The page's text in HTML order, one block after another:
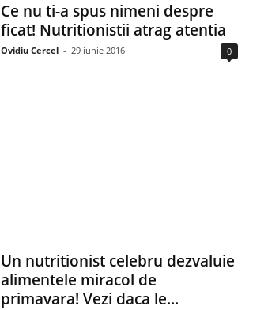
Ce nu ti-a spus nimeni despre
ficat! Nutritionistii atrag atentia
Ovidiu Cercel - 29 iunie 2016 0
Un nutritionist celebru dezvaluie
alimentele miracol de
primavara! Vezi daca le...